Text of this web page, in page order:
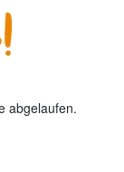
abgelaufen.